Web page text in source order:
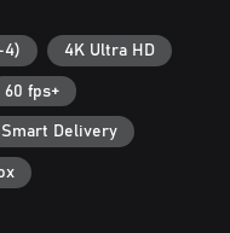
buddies, or split
4) 4K Ultra HD
60 fps+
Smart Delivery